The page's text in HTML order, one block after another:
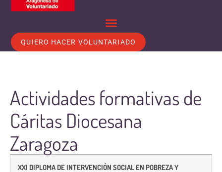
QUIERO HACER VOLUNTARIADO
Actividades formativas de
Cáritas Diocesana
Zaragoza
XXI DIPLOMA DE INTERVENCIÓN SOCIAL EN POBREZA Y